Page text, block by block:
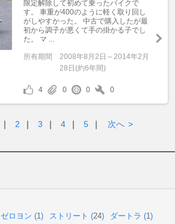
限定解除して初めて乗ったバイクで
す。 車重が400のように軽く取り回し
がしやすかった。 中古で購入したが最
初から調子が悪くて手の掛かる子でし
た。 マ ...
所有期間
2008年8月2日～2014年2月
28日(約6年間)
4 0 0 0
｜ 2 ｜ 3 ｜ 4 ｜ 5 ｜ 次へ >
ゼロヨン (1) ストリート (24) ダートラ (1)